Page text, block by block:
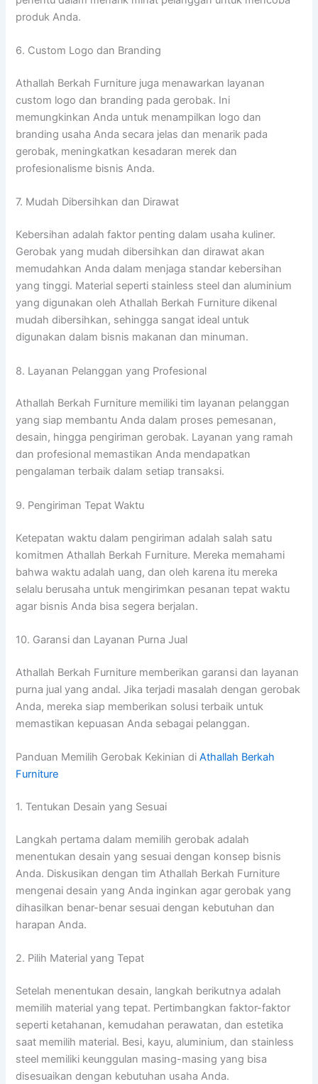
produk Anda.
6. Custom Logo dan Branding
Athallah Berkah Furniture juga menawarkan layanan
custom logo dan branding pada gerobak. Ini
memungkinkan Anda untuk menampilkan logo dan
branding usaha Anda secara jelas dan menarik pada
gerobak, meningkatkan kesadaran merek dan
profesionalisme bisnis Anda.
7. Mudah Dibersihkan dan Dirawat
Kebersihan adalah faktor penting dalam usaha kuliner.
Gerobak yang mudah dibersihkan dan dirawat akan
memudahkan Anda dalam menjaga standar kebersihan
yang tinggi. Material seperti stainless steel dan aluminium
yang digunakan oleh Athallah Berkah Furniture dikenal
mudah dibersihkan, sehingga sangat ideal untuk
digunakan dalam bisnis makanan dan minuman.
8. Layanan Pelanggan yang Profesional
Athallah Berkah Furniture memiliki tim layanan pelanggan
yang siap membantu Anda dalam proses pemesanan,
desain, hingga pengiriman gerobak. Layanan yang ramah
dan profesional memastikan Anda mendapatkan
pengalaman terbaik dalam setiap transaksi.
9. Pengiriman Tepat Waktu
Ketepatan waktu dalam pengiriman adalah salah satu
komitmen Athallah Berkah Furniture. Mereka memahami
bahwa waktu adalah uang, dan oleh karena itu mereka
selalu berusaha untuk mengirimkan pesanan tepat waktu
agar bisnis Anda bisa segera berjalan.
10. Garansi dan Layanan Purna Jual
Athallah Berkah Furniture memberikan garansi dan layanan
purna jual yang andal. Jika terjadi masalah dengan gerobak
Anda, mereka siap memberikan solusi terbaik untuk
memastikan kepuasan Anda sebagai pelanggan.
Panduan Memilih Gerobak Kekinian diAthallah Berkah
Furniture
1. Tentukan Desain yang Sesuai
Langkah pertama dalam memilih gerobak adalah
menentukan desain yang sesuai dengan konsep bisnis
Anda. Diskusikan dengan tim Athallah Berkah Furniture
mengenai desain yang Anda inginkan agar gerobak yang
dihasilkan benar-benar sesuai dengan kebutuhan dan
harapan Anda.
2. Pilih Material yang Tepat
Setelah menentukan desain, langkah berikutnya adalah
memilih material yang tepat. Pertimbangkan faktor-faktor
seperti ketahanan, kemudahan perawatan, dan estetika
saat memilih material. Besi, kayu, aluminium, dan stainless
steel memiliki keunggulan masing-masing yang bisa
disesuaikan dengan kebutuhan usaha Anda.